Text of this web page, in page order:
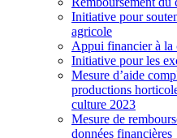
Initiative pour
agricole
Appui financier à la
Initiative pour les
Mesure d’aide
productions
culture 2023
Mesure de
données financières